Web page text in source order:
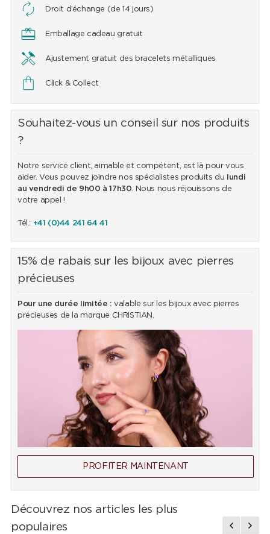
Droit d’échange (de 14 jours)
Emballage cadeau gratuit
Ajustement gratuit des bracelets métalliques
Click & Collect
Souhaitez-vous un conseil sur nos produits
?
Notre service client, aimable et compétent, est là pour vous
aider. Vous pouvez joindre nos spécialistes produits du
lundi
au vendredi de 9h00 à 17h30. Nous nous réjouissons de
votre appel !
Tél.: +41 (0)44 241 64 41
15% de rabais sur les bijoux avec pierres
précieuses
Pour une durée limitée : valable sur les bijoux avec pierres
précieuses de la marque CHRISTIAN.
PROFITER MAINTENANT
Découvrez nos articles les plus
populaires